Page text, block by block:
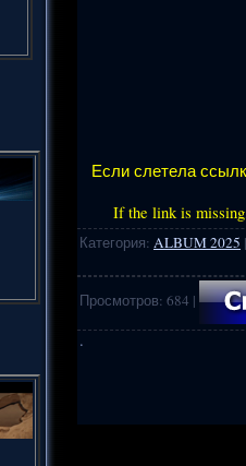
Если слетела
If the link is
Категория: ALBUM 2025
Просмотров: 684 |
·